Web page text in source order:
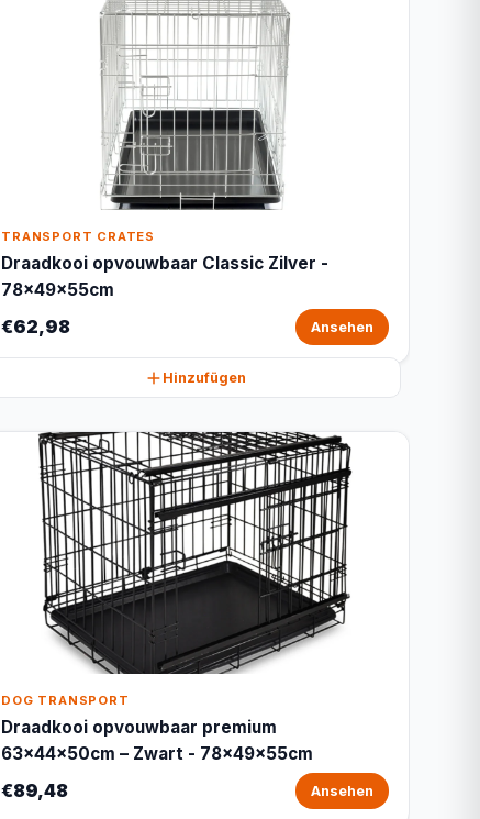
TRANSPORT CRATES
Draadkooi opvouwbaar Classic Zilver -
78x49x55cm
€62,98 Ansehen
Hinzufügen
DOG TRANSPORT
Draadkooi opvouwbaar premium
63x44x50cm – Zwart - 78x49x55cm
€89,48 Ansehen